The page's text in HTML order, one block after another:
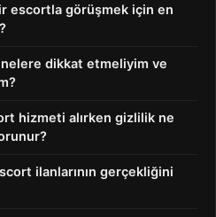
escortla görüşmek için en
dikkat etmeliyim ve
hizmeti alırken gizlilik ne
ilanlarının gerçekliğini